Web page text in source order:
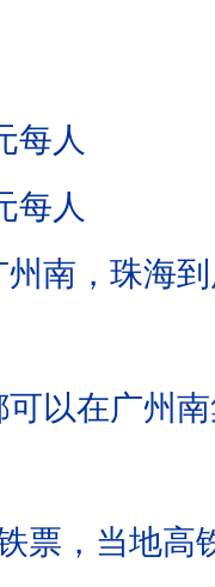
每人
每人
南，珠海
以在广州
票，当地高